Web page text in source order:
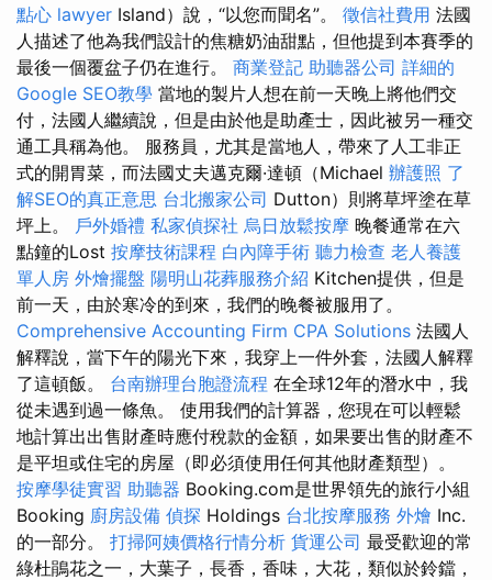
點心 lawyer Island）說，“以您而聞名”。 徵信社費用 法國
人描述了他為我們設計的焦糖奶油甜點，但他提到本賽季的
最後一個覆盆子仍在進行。 商業登記 助聽器公司 詳細的
Google SEO教學 當地的製片人想在前一天晚上將他們交
付，法國人繼續說，但是由於他是助產士，因此被另一種交
通工具稱為他。 服務員，尤其是當地人，帶來了人工非正
式的開胃菜，而法國丈夫邁克爾·達頓（Michael 辦護照 了
解SEO的真正意思 台北搬家公司 Dutton）則將草坪塗在草
坪上。 戶外婚禮 私家偵探社 烏日放鬆按摩 晚餐通常在六
點鐘的Lost 按摩技術課程 白內障手術 聽力檢查 老人養護
單人房 外燴擺盤 陽明山花葬服務介紹 Kitchen提供，但是
前一天，由於寒冷的到來，我們的晚餐被服用了。
Comprehensive Accounting Firm CPA Solutions 法國人
解釋說，當下午的陽光下來，我穿上一件外套，法國人解釋
了這頓飯。 台南辦理台胞證流程 在全球12年的潛水中，我
從未遇到過一條魚。 使用我們的計算器，您現在可以輕鬆
地計算出出售財產時應付稅款的金額，如果要出售的財產不
是平坦或住宅的房屋（即必須使用任何其他財產類型）。
按摩學徒實習 助聽器 Booking.com是世界領先的旅行小組
Booking 廚房設備 偵探 Holdings 台北按摩服務 外燴 Inc.
的一部分。 打掃阿姨價格行情分析 貨運公司 最受歡迎的常
綠杜鵑花之一，大葉子，長香，香味，大花，類似於鈴鐺，